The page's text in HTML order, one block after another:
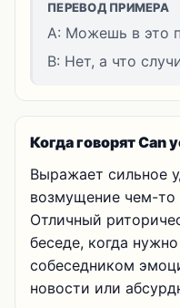
ПЕРЕВОД ПРИМЕРА
A: Можешь в это
B: Нет, а что
Когда говорят Can
Выражает сильное
возмущение чем-то
Отличный
беседе, когда
собеседником
новости или